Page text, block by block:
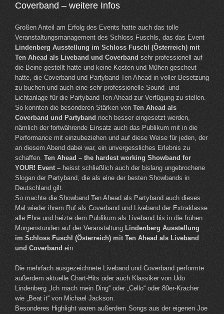
Coverband – weitere Infos
Großen Anteil am Erfolg des Events hatte auch das tolle
Veranstaltungsmanagement des Schloss Fuschls, das das Event
Lindenberg Ausstellung im Schloss Fuschl (Österreich) mit
Ten Ahead als Liveband und Coverband sehr professionell auf
die Beine gestellt hatte und keine Kosten und Mühen gescheut
hatte, die Coverband und Partyband Ten Ahead in voller Besetzung
zu buchen und auch eine sehr professionelle Sound- und
Lichtanlage für die Partyband Ten Ahead zur Verfügung zu stellen.
So konnten die besonderen Stärken von Ten Ahead als
Coverband und Partyband noch besser eingesetzt werden,
nämlich der fortwährende Einsatz auch das Publikum mit in die
Performance mit einzubeziehen und auf diese Weise für jeden, der
an diesem Abend dabei war, ein unvergessliches Erlebnis zu
schaffen. Ten Ahead – the hardest working Showband for
YOUR! Event –heisst schließlich auch der bislang ungebrochene
Slogan der Partyband, die als eine der besten Showbands in
Deutschland gilt.
So machte die Showband Ten Ahead als Partyband auch dieses
Mal wieder ihrem Ruf als Coverband und Liveband der Extraklasse
alle Ehre und heizte dem Publikum als Liveband bis in die frühen
Morgenstunden auf der Veranstaltung Lindenberg Ausstellung
im Schloss Fuschl (Österreich) mit Ten Ahead als Liveband
und Coverband ein.
Die mehrfach ausgezeichnete Liveband und Coverband performte
außerdem aktuelle Chart-Hits oder auch Klassiker von Udo
Lindenberg „Ich mach mein Ding“ oder „Cello“ oder 80er-Kracher
wie „Beat it“ von Michael Jackson.
Besonderes Highlight waren außerdem Songs aus der eigenen Joe